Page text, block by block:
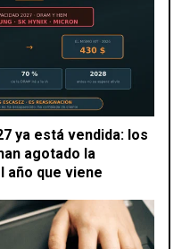
ya está vendida: los
agotado la
año que viene